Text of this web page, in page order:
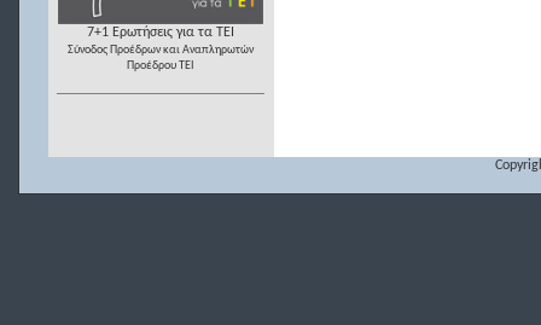
7+1 Ερωτήσεις για τα ΤΕΙ
Σύνοδος Προέδρων και Αναπληρωτών
Προέδρου ΤΕΙ